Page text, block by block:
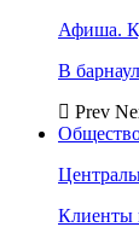
Афиша.
В
Prev
Клиенты